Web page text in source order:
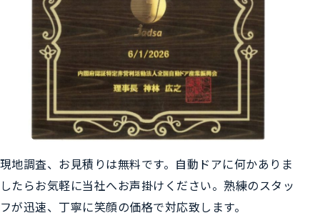
現地調査、お見積りは無料です。自動ドアに何かありま
したらお気軽に当社へお声掛けください。熟練のスタッ
フが迅速、丁寧に笑顔の価格で対応致します。